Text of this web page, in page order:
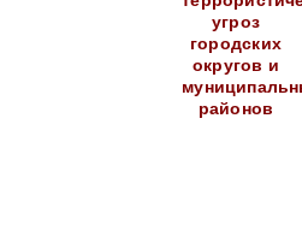
угроз
городских
округов и
районов